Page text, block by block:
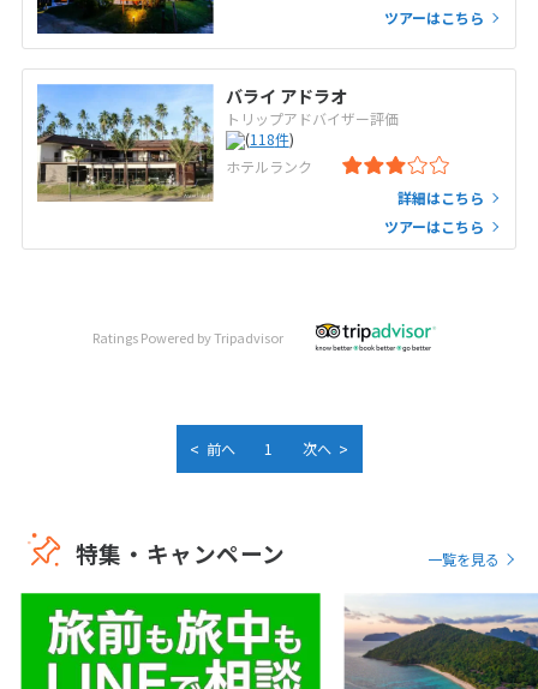
ツアーはこちら
バライ アドラオ
トリップアドバイザー評価
(118件)
ホテルランク
詳細はこちら
ツアーはこちら
Ratings Powered by Tripadvisor
< 前へ 1 次へ >
特集・キャンペーン 一覧を見る